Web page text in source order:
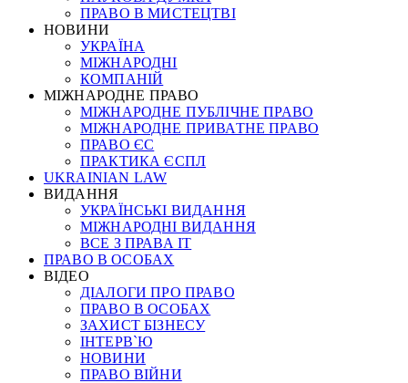
ПРАВО В МИСТЕЦТВІ
НОВИНИ
УКРАЇНА
МІЖНАРОДНІ
КОМПАНІЙ
МІЖНАРОДНЕ ПРАВО
МІЖНАРОДНЕ ПУБЛІЧНЕ ПРАВО
МІЖНАРОДНЕ ПРИВАТНЕ ПРАВО
ПРАВО ЄС
ПРАКТИКА ЄСПЛ
UKRAINIAN LAW
ВИДАННЯ
УКРАЇНСЬКІ ВИДАННЯ
МІЖНАРОДНІ ВИДАННЯ
ВСЕ З ПРАВА ІТ
ПРАВО В ОСОБАХ
ВІДЕО
ДІАЛОГИ ПРО ПРАВО
ПРАВО В ОСОБАХ
ЗАХИСТ БІЗНЕСУ
ІНТЕРВ`Ю
НОВИНИ
ПРАВО ВІЙНИ